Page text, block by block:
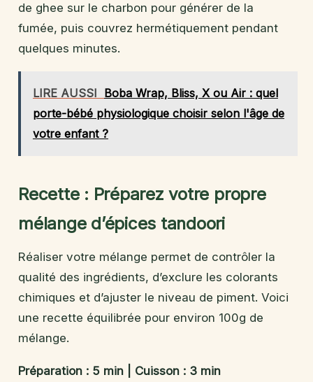
de ghee sur le charbon pour générer de la
fumée, puis couvrez hermétiquement pendant
quelques minutes.
LIRE AUSSI Boba Wrap, Bliss, X ou Air : quel
porte-bébé physiologique choisir selon l'âge de
votre enfant ?
Recette : Préparez votre propre
mélange d’épices tandoori
Réaliser votre mélange permet de contrôler la
qualité des ingrédients, d’exclure les colorants
chimiques et d’ajuster le niveau de piment. Voici
une recette équilibrée pour environ 100g de
mélange.
Préparation : 5 min | Cuisson : 3 min